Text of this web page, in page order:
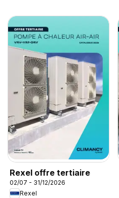
Rexel offre tertiaire
02/07 - 31/12/2026
Rexel